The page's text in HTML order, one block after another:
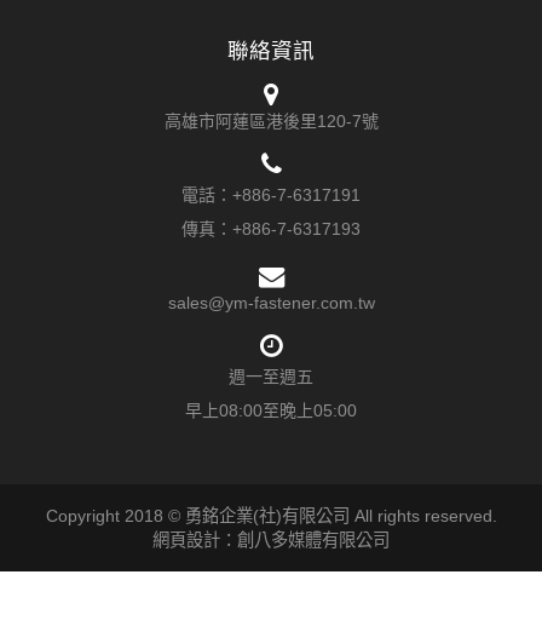
聯絡資訊
高雄市阿蓮區港後里120-7號
電話： +886-7-6317191
傳真：+886-7-6317193
sales@ym-fastener.com.tw
週一至週五
早上08:00至晚上05:00
Copyright 2018 © 勇銘企業(社)有限公司 All rights reserved.
網頁設計：創八多媒體有限公司